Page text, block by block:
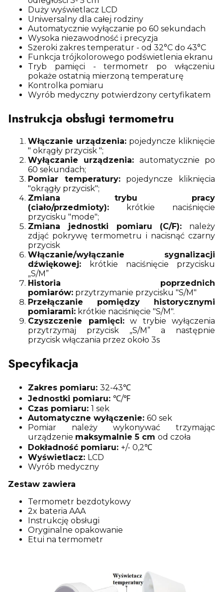
Duży wyświetlacz LCD
Uniwersalny dla całej rodziny
Automatycznie wyłączanie po 60 sekundach
Wysoka niezawodność i precyzja
Szeroki zakres temperatur - od 32°C do 43°C
Funkcja trójkolorowego podświetlenia ekranu
Tryb pamięci - termometr po włączeniu
pokaże ostatnią mierzoną temperaturę
Kontrolka pomiaru
Wyrób medyczny potwierdzony certyfikatem
Instrukcja obsługi termometru
Włączanie urządzenia: pojedyncze kliknięcie
" okrągły przycisk ";
Wyłączanie urządzenia: automatycznie po
60 sekundach;
Pomiar temperatury:pojedyncze kliknięcia
"okrągły przycisk";
Zmiana trybu pracy
(ciało/przedmioty): krótkie naciśnięcie
przycisku "mode";
Zmiana jednostki pomiaru (C/F): należy
zdjąć pokrywę termometru i nacisnąć czarny
przycisk
Włączanie/wyłączanie sygnalizacji
dźwiękowej:
krótkie naciśnięcie przycisku
„S/M”
Historia poprzednich
pomiarów: przytrzymanie przycisku "S/M"
Przełączanie pomiędzy historycznymi
pomiarami: krótkie naciśnięcie "S/M".
Czyszczenie pamięci:w trybie wyłączenia
przytrzymaj przycisk „S/M” a następnie
przycisk włączania przez około 3s
Specyfikacja
Zakres pomiaru: 32-43℃
Jednostki pomiaru: ℃/℉
Czas pomiaru: 1 sek
Automatyczne wyłączenie: 60 sek
Pomiar należy wykonywać trzymając
urządzenie maksymalnie 5 cm od czoła
Dokładność pomiaru: +/- 0,2℃
Wyświetlacz: LCD
Wyrób medyczny
Zestaw zawiera
Termometr bezdotykowy
2x bateria AAA
Instrukcję obsługi
Oryginalne opakowanie
Etui na termometr